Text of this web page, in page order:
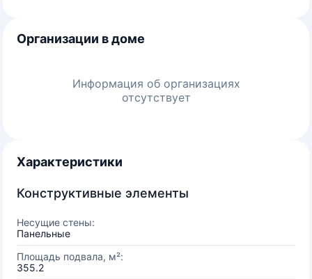
Организации в доме
Информация об организациях
отсутствует
Характеристики
Конструктивные элементы
Несущие стены:
Панельные
Площадь подвала, м²:
355.2